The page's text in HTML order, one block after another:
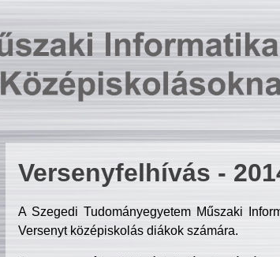
Versenyfelhívás -
A Szegedi Tudományegyetem Műszaki
Versenyt középiskolás diákok számára.